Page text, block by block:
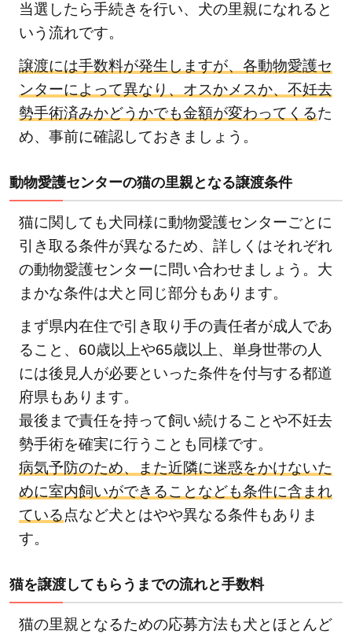
当選したら手続きを行い、犬の里親になれると
いう流れです。
譲渡には手数料が発生しますが、各動物愛護セ
ンターによって異なり、オスかメスか、不妊去
勢手術済みかどうかでも金額が変わってくるた
め、事前に確認しておきましょう。
動物愛護センターの猫の里親となる譲渡条件
猫に関しても犬同様に動物愛護センターごとに
引き取る条件が異なるため、詳しくはそれぞれ
の動物愛護センターに問い合わせましょう。大
まかな条件は犬と同じ部分もあります。
まず県内在住で引き取り手の責任者が成人であ
ること、60歳以上や65歳以上、単身世帯の人
には後見人が必要といった条件を付与する都道
府県もあります。
最後まで責任を持って飼い続けることや不妊去
勢手術を確実に行うことも同様です。
病気予防のため、また近隣に迷惑をかけないた
めに室内飼いができることなども条件に含まれ
ている点など犬とはやや異なる条件もありま
す。
猫を譲渡してもらうまでの流れと手数料
猫の里親となるための応募方法も犬とほとんど